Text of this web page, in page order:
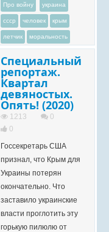
Про войну украина
ссср человек крым
летчик моральность
Специальный
репортаж.
Квартал
девяностых.
Опять! (2020)
1213
0
0
Госсекретарь США
признал, что Крым для
Украины потерян
окончательно. Что
заставило украинские
власти проглотить эту
горькую пилюлю от